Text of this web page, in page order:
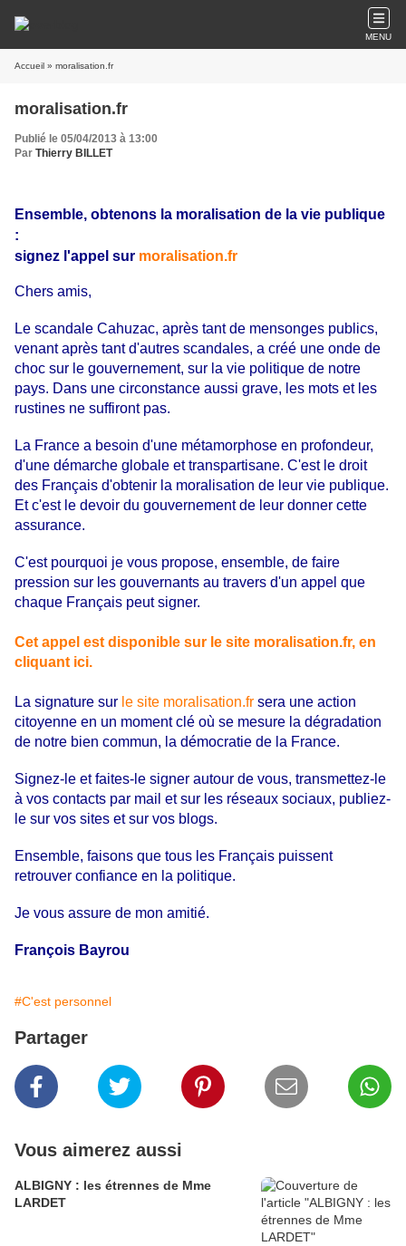
MENU
Accueil » moralisation.fr
moralisation.fr
Publié le 05/04/2013 à 13:00
Par Thierry BILLET
Ensemble, obtenons la moralisation de la vie publique
:
signez l'appel sur moralisation.fr
Chers amis,
Le scandale Cahuzac, après tant de mensonges publics,
venant après tant d'autres scandales, a créé une onde de
choc sur le gouvernement, sur la vie politique de notre
pays. Dans une circonstance aussi grave, les mots et les
rustines ne suffiront pas.
La France a besoin d'une métamorphose en profondeur,
d'une démarche globale et transpartisane. C'est le droit
des Français d'obtenir la moralisation de leur vie publique.
Et c'est le devoir du gouvernement de leur donner cette
assurance.
C'est pourquoi je vous propose, ensemble, de faire
pression sur les gouvernants au travers d'un appel que
chaque Français peut signer.
Cet appel est disponible sur le site moralisation.fr, en
cliquant ici.
La signature sur le site moralisation.fr sera une action
citoyenne en un moment clé où se mesure la dégradation
de notre bien commun, la démocratie de la France.
Signez-le et faites-le signer autour de vous, transmettez-le
à vos contacts par mail et sur les réseaux sociaux, publiez-
le sur vos sites et sur vos blogs.
Ensemble, faisons que tous les Français puissent
retrouver confiance en la politique.
Je vous assure de mon amitié.
François Bayrou
#C'est personnel
Partager
Vous aimerez aussi
ALBIGNY : les étrennes de Mme
LARDET